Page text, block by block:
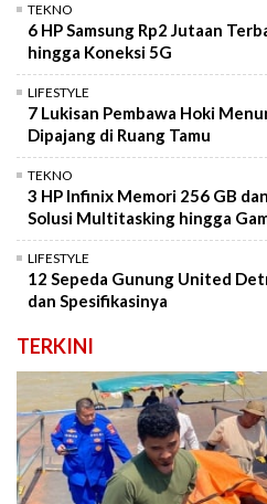
TEKNO
6 HP Samsung Rp2 Jutaan
hingga Koneksi 5G
LIFESTYLE
7 Lukisan Pembawa Hoki
Dipajang di Ruang Tamu
TEKNO
3 HP Infinix Memori 256 GB
Solusi Multitasking hingga
LIFESTYLE
12 Sepeda Gunung United
dan Spesifikasinya
TERKINI